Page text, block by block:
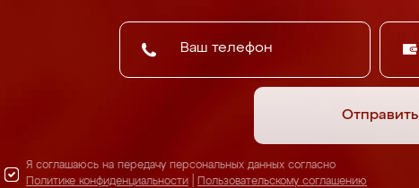
Отправить
Я соглашаюсь на передачу персональных данных согласно
Политике конфиденциальности
Пользовательскому соглашению